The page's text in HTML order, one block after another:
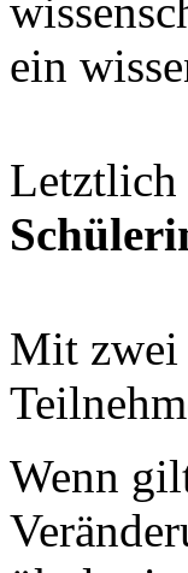
ein
Letztlich
Mit zwei
Wenn